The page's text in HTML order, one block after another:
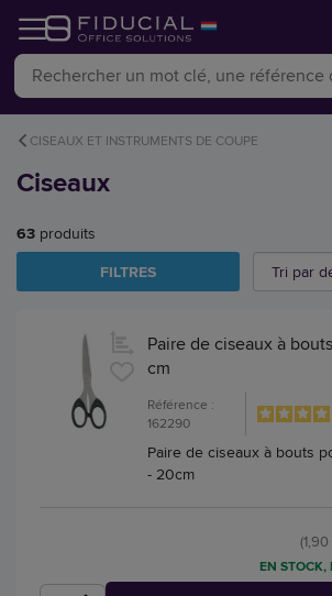
CISEAUX ET INSTRUMENTS DE COUPE
Ciseaux
63 produits
FILTRES
Paire de ciseaux à
cm
Référence :
162290
Paire de ciseaux à bouts
- 20cm
EN